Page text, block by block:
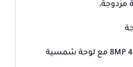
مزدوجة،